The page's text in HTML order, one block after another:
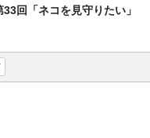
33回「ネコを見守りたい」